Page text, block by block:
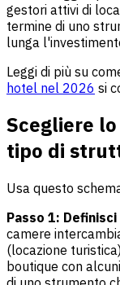
gestori attivi di
termine di uno
lunga
Leggi di più su
hotel nel 2026 si
Scegliere
tipo di
Usa questo
Passo 1:
camere
(locazione
boutique con